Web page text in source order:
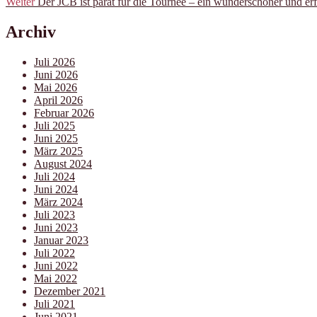
Archiv
Juli 2026
Juni 2026
Mai 2026
April 2026
Februar 2026
Juli 2025
Juni 2025
März 2025
August 2024
Juli 2024
Juni 2024
März 2024
Juli 2023
Juni 2023
Januar 2023
Juli 2022
Juni 2022
Mai 2022
Dezember 2021
Juli 2021